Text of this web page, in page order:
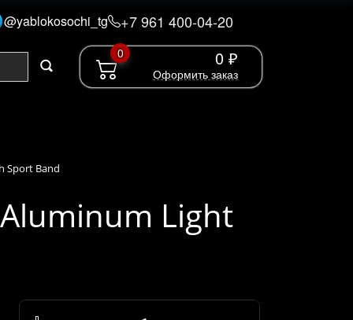
@yablokosochi_tg +7 961 400-04-20
0 0 ₽
Оформить заказ
Sport Band
Light